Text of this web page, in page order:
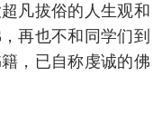
凡拔俗的人生观和
再也不和同学们到
，已自称虔诚的佛